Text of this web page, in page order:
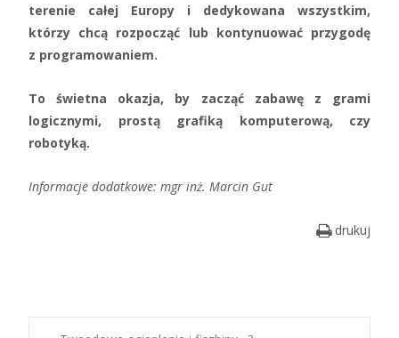
terenie całej Europy i dedykowana wszystkim,
którzy chcą rozpocząć lub kontynuować przygodę
z programowaniem.
To świetna okazja, by zacząć zabawę z grami
logicznymi, prostą grafiką komputerową, czy
robotyką.
Informacje dodatkowe: mgr inż. Marcin Gut
drukuj